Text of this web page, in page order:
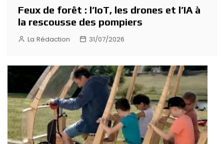
Feux de forêt : l’IoT, les drones et l’IA à
la rescousse des pompiers
La Rédaction 31/07/2026